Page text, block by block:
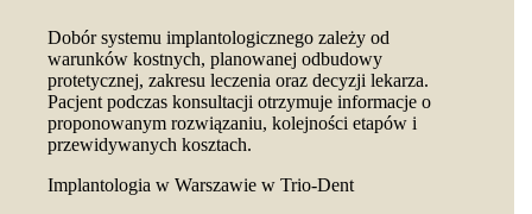
Dobór systemu implantologicznego zależy od
warunków kostnych, planowanej odbudowy
protetycznej, zakresu leczenia oraz decyzji lekarza.
Pacjent podczas konsultacji otrzymuje informacje o
proponowanym rozwiązaniu, kolejności etapów i
przewidywanych kosztach.
Implantologia w Warszawie w Trio-Dent